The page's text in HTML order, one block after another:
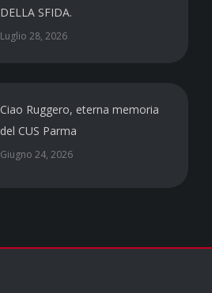
DELLA SFIDA.
Luglio 28, 2026
Ciao Ruggero, eterna memoria
del CUS Parma
Giugno 24, 2026